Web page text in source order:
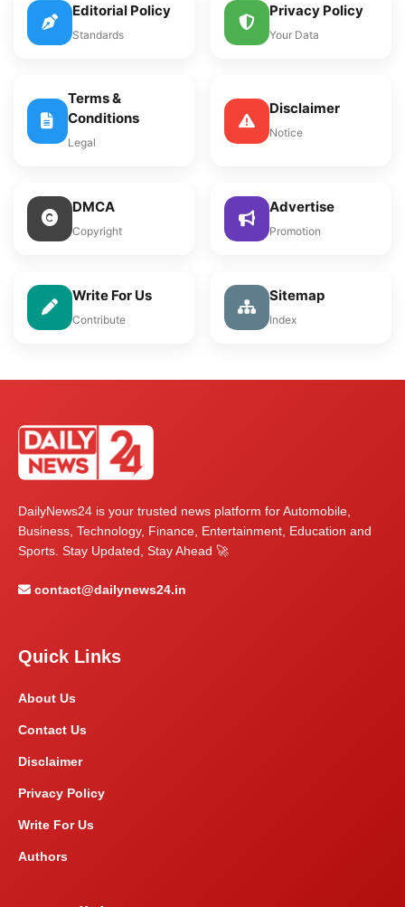
Editorial Policy
Standards
Privacy Policy
Your Data
Terms &
Conditions
Legal
Disclaimer
Notice
DMCA
Copyright
Advertise
Promotion
Write For Us
Contribute
Sitemap
Index
DailyNews24 is your trusted news platform for Automobile,
Business, Technology, Finance, Entertainment, Education and
Sports. Stay Updated, Stay Ahead 🚀
contact@dailynews24.in
Quick Links
About Us
Contact Us
Disclaimer
Privacy Policy
Write For Us
Authors